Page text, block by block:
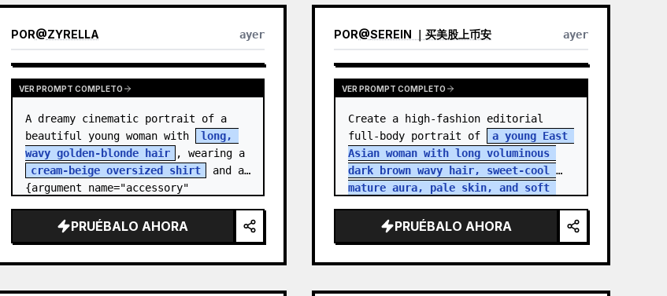
POR@ZYRELLA ayer
VER PROMPT COMPLETO
A dreamy cinematic portrait of a
beautiful young woman with
long,
wavy golden-blonde hair
, wearing a
cream-beige oversized shirt
and a
{argument name="accessory"
PRUÉBALO AHORA
POR@SEREIN ｜买美股上币安 ayer
VER PROMPT COMPLETO
Create a high-fashion editorial
full-body portrait of
a young East
Asian woman with long voluminous
dark brown wavy hair, sweet-cool
mature aura, pale skin, and soft
in an aband…PRUÉBALO AHORA